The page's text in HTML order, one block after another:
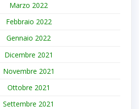
Marzo 2022
Febbraio 2022
Gennaio 2022
Dicembre 2021
Novembre 2021
Ottobre 2021
Settembre 2021